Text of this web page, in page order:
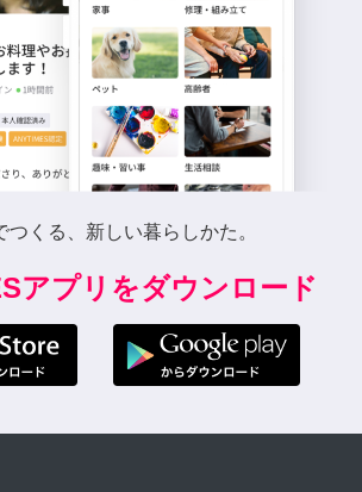
つくる、新しい暮らしかた。
アプリをダウンロード